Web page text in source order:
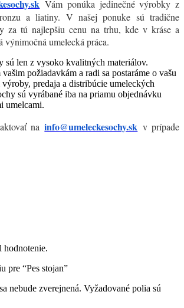
Vám ponúka jedinečné výrobky z
a liatiny. V našej ponuke sú tradične
za tú najlepšiu cenu na trhu, kde v kráse a
výnimočná umelecká práca.
sú len z vysoko kvalitných materiálov.
požiadavkám a radi sa postaráme o vašu
predaja a distribúcie umeleckých
sú vyrábané iba na priamu objednávku
umelcami.
nainfo@umeleckesochy.sk v prípade
pre “Pes stojan”
nebude zverejnená. Vyžadované polia sú